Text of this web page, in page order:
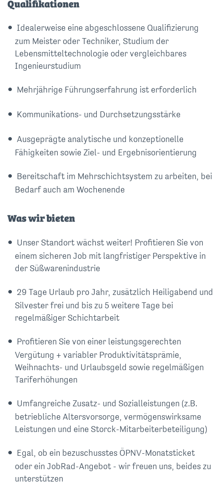
Qualifikationen
Idealerweise eine abgeschlossene Qualifizierung
zum Meister oder Techniker, Studium der
Lebensmitteltechnologie oder vergleichbares
Ingenieurstudium
Mehrjährige Führungserfahrung ist erforderlich
Kommunikations- und Durchsetzungsstärke
Ausgeprägte analytische und konzeptionelle
Fähigkeiten sowie Ziel- und Ergebnisorientierung
Bereitschaft im Mehrschichtsystem zu arbeiten, bei
Bedarf auch am Wochenende
Was wir bieten
Unser Standort wächst weiter! Profitieren Sie von
einem sicheren Job mit langfristiger Perspektive in
der Süßwarenindustrie
29 Tage Urlaub pro Jahr, zusätzlich Heiligabend und
Silvester frei und bis zu 5 weitere Tage bei
regelmäßiger Schichtarbeit
Profitieren Sie von einer leistungsgerechten
Vergütung + variabler Produktivitätsprämie,
Weihnachts- und Urlaubsgeld sowie regelmäßigen
Tariferhöhungen
Umfangreiche Zusatz- und Sozial­leistungen (z.B.
betriebliche Alters­vorsorge, vermögens­wirksame
Leistungen und eine Storck-Mitarbeiterbeteiligung)
Egal, ob ein bezuschusstes ÖPNV-Monatsticket
oder ein JobRad-Angebot - wir freuen uns, beides zu
unterstützen